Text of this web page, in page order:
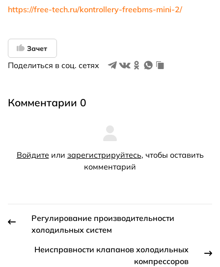
https://free-tech.ru/kontrollery-freebms-mini-2/
Зачет
Поделиться в соц. сетях
Комментарии 0
Войдите или зарегистрируйтесь, чтобы оставить
комментарий
Регулирование производительности
холодильных систем
Неисправности клапанов холодильных
компрессоров